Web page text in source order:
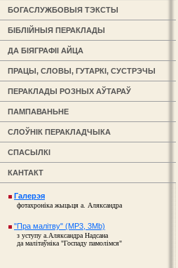
БОГАСЛУЖБОВЫЯ ТЭКСТЫ
БІБЛІЙНЫЯ ПЕРАКЛАДЫ
ДА БІЯГРАФІІ АЙЦА
ПРАЦЫ, СЛОВЫ, ГУТАРКІ, СУСТРЭЧЫ
ПЕРАКЛАДЫ РОЗНЫХ АЎТАРАЎ
ПАМПАВАНЬНЕ
СЛОЎНІК ПЕРАКЛАДЧЫКА
СПАСЫЛКІ
КАНТАКТ
Галерэя
фотахроніка жыцьця а. Аляксандра
"Пра малітву" (MP3, 3Mb)
з уступу а.Аляксандра Надсана
да малітаўніка "Госпаду памолімся"